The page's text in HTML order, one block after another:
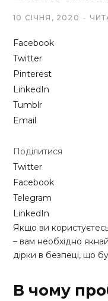
10 СІЧНЯ, 2020
Facebook
Twitter
Pinterest
LinkedIn
Tumblr
Email
Поділитися
Twitter
Facebook
Telegram
LinkedIn
Якщо ви
– вам необхідно
дірки в безпеці, що
В чому